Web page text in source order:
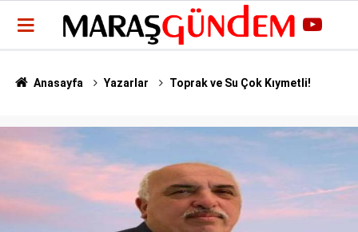
Anasayfa Yazarlar Toprak ve Su Çok Kıymetli!